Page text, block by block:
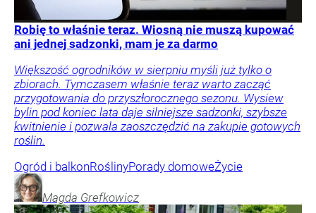
Robię to właśnie teraz. Wiosną nie muszą kupować
ani jednej sadzonki, mam je za darmo
Większość ogrodników w sierpniu myśli już tylko o
zbiorach. Tymczasem właśnie teraz warto zacząć
przygotowania do przyszłorocznego sezonu. Wysiew
bylin pod koniec lata daje silniejsze sadzonki, szybsze
kwitnienie i pozwala zaoszczędzić na zakupie gotowych
roślin.
Ogród i balkonRoślinyPorady domoweŻycie
Magda Grefkowicz